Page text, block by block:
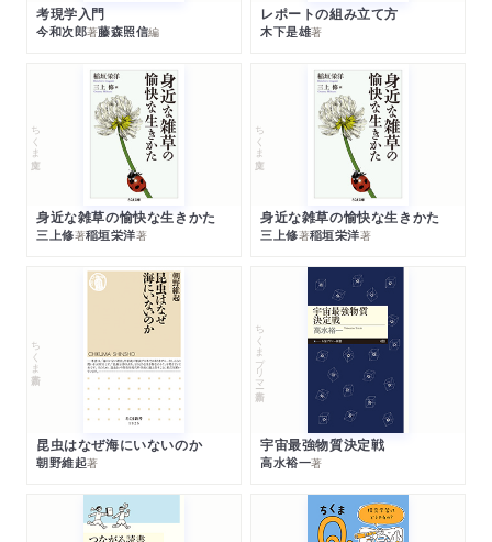
考現学入門
今和次郎著藤森照信編
レポートの組み立て方
木下是雄著
ちくま文庫
身近な雑草の愉快な生きかた
三上修著稲垣栄洋著
ちくま文庫
身近な雑草の愉快な生きかた
三上修著稲垣栄洋著
ちくま新書
昆虫はなぜ海にいないのか
朝野維起著
ちくまプリマー新書
宇宙最強物質決定戦
高水裕一著